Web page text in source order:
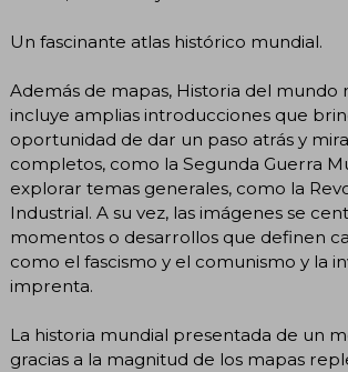
Un fascinante atlas histórico mundial.
Además de mapas, Historia del mundo
incluye amplias introducciones que
oportunidad de dar un paso atrás y
completos, como la Segunda Guerra
explorar temas generales, como la
Industrial. A su vez, las imágenes se
momentos o desarrollos que definen
como el fascismo y el comunismo y la
imprenta.
La historia mundial presentada de un
gracias a la magnitud de los mapas